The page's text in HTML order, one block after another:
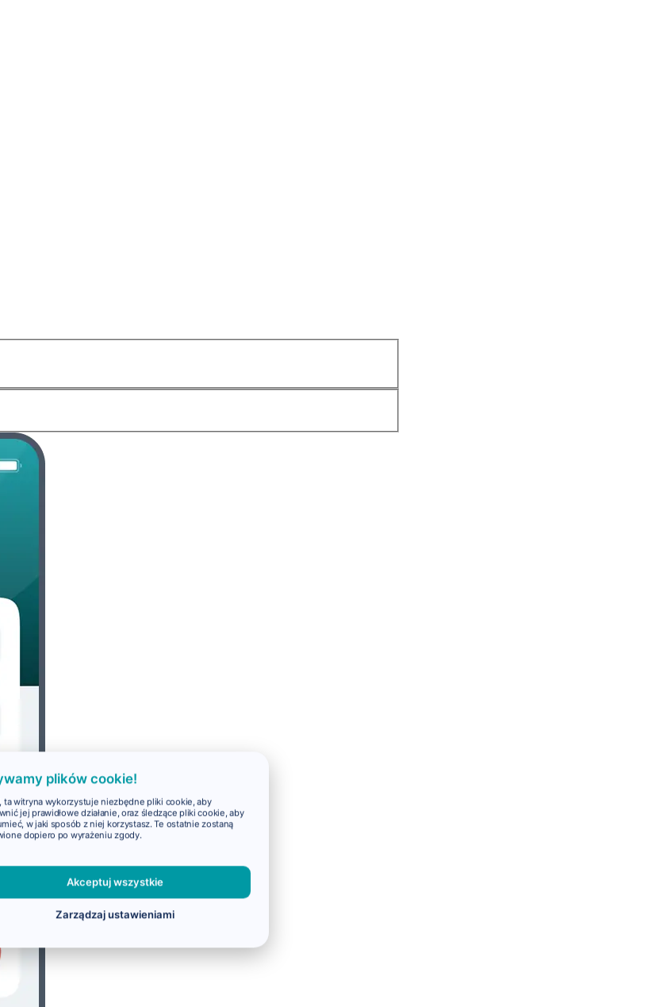
plików cookie!
ta witryna wykorzystuje niezbędne pliki cookie, aby
jej prawidłowe działanie, oraz śledzące pliki cookie, aby
w jaki sposób z niej korzystasz. Te ostatnie zostaną
dopiero po wyrażeniu zgody.
Akceptuj wszystkie
Zarządzaj ustawieniami